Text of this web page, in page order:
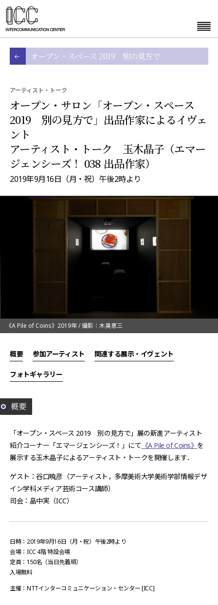
オープン・スペース 2019 別の見方で
アーティスト・トーク
オープン・サロン「オープン・スペース
2019 別の見方で」出品作家によるイヴェ
ント
アーティスト・トーク 玉木晶子（エマー
ジェンシーズ！ 038 出品作家）
2019年9月16日（月・祝）午後2時より
《A Pile of Coins》2019年 / 撮影：木奥恵三
概要 参加アーティスト 関連する展示・イヴェント
フォトギャラリー
概要
「オープン・スペース 2019 別の見方で」展の新進アーティスト
紹介コーナー「エマージェンシーズ！」にて 《A Pile of Coins》 を
展示する玉木晶子によるアーティスト・トークを開催します．
ゲスト：谷口暁彦（アーティスト，多摩美術大学美術学部情報デザ
イン学科メディア芸術コース講師）
司会：畠中実（ICC）
日時：2019年9月16日（月・祝）午後2時より
会場：ICC 4階 特設会場
定員：150名（当日先着順）
入場無料
主催：NTTインターコミュニケーション・センター [ICC]